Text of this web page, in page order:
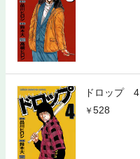
ドロップ 4
528